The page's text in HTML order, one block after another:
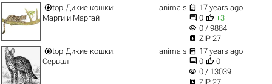
top Дикие кошки:
Марги и Маргай
animals  17 years ago
 0  +3
visibility 0 / 9884
 ZIP 27
top Дикие кошки:
Сервал
animals  17 years ago
 0  0
visibility 0 / 13039
 ZIP 27